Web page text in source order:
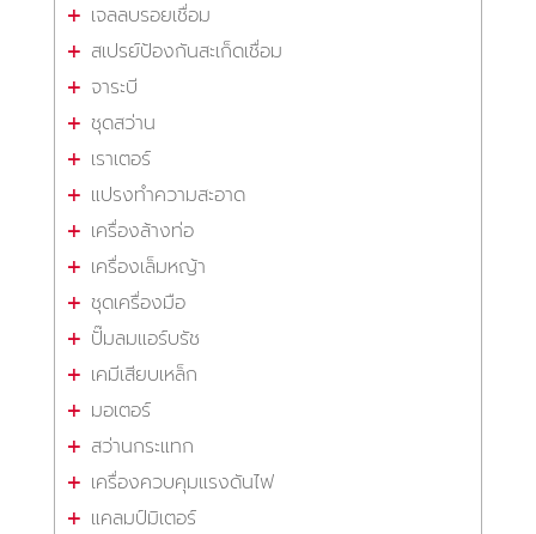
เจลลบรอยเชื่อม
สเปรย์ป้องกันสะเก็ดเชื่อม
จาระบี
ชุดสว่าน
เราเตอร์
แปรงทำความสะอาด
เครื่องล้างท่อ
เครื่องเล็มหญ้า
ชุดเครื่องมือ
ปั๊มลมแอร์บรัช
เคมีเสียบเหล็ก
มอเตอร์
สว่านกระแทก
เครื่องควบคุมแรงดันไฟ
แคลมป์มิเตอร์